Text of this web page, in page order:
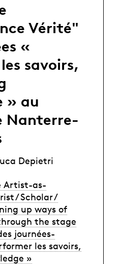
Vérité"
«
savoirs,
» au
Nanterre-
Depietri
Artist-as-
/ Scholar /
up ways of
the stage
journées-
les savoirs,
»